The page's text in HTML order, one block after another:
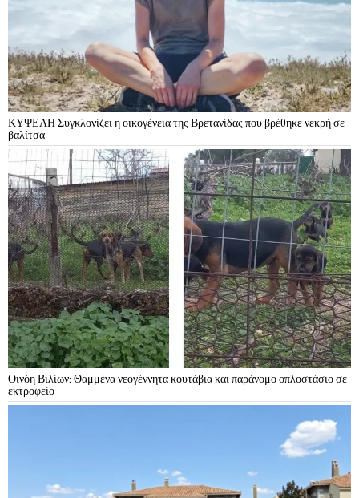
ΚΥΨΕΛΗ Συγκλονίζει η οικογένεια της Βρετανίδας που βρέθηκε νεκρή σε
βαλίτσα
Οινόη Βιλίων: Θαμμένα νεογέννητα κουτάβια και παράνομο οπλοστάσιο σε
εκτροφείο